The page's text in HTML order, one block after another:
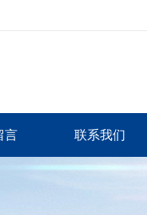
言 联系我们